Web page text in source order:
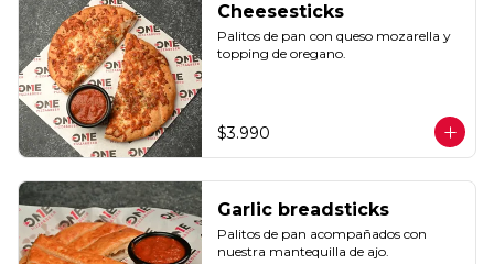
Cheesesticks
Palitos de pan con queso mozarella y
topping de oregano.
$3.990
Garlic breadsticks
Palitos de pan acompañados con
nuestra mantequilla de ajo.